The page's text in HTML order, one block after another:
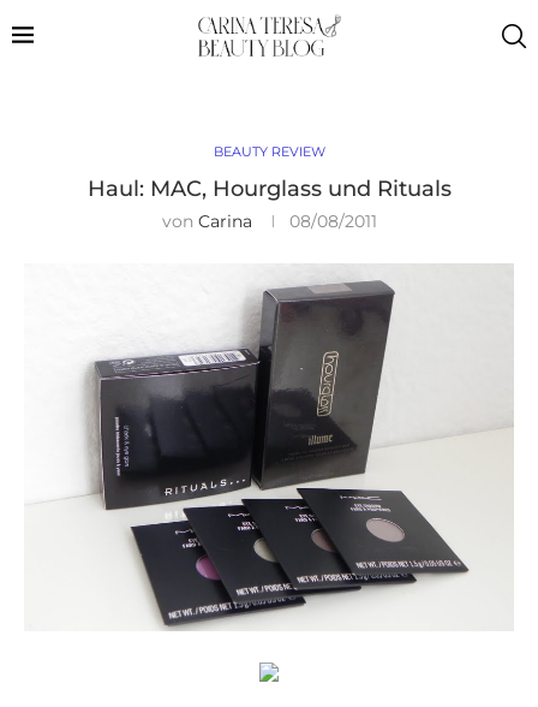
BEAUTY REVIEW
Haul: MAC, Hourglass und Rituals
von Carina 08/08/2011